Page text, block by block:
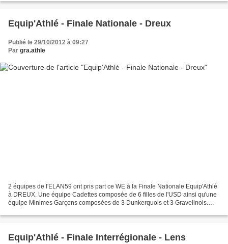
Equip'Athlé - Finale Nationale - Dreux
Publié le 29/10/2012 à 09:27
Par gra.athle
2 équipes de l'ELAN59 ont pris part ce WE à la Finale Nationale Equip'Athlé
à DREUX. Une équipe Cadettes composée de 6 filles de l'USD ainsi qu'une
équipe Minimes Garçons composées de 3 Dunkerquois et 3 Gravelinois.
Equip'Athlé - Finale Interrégionale - Lens